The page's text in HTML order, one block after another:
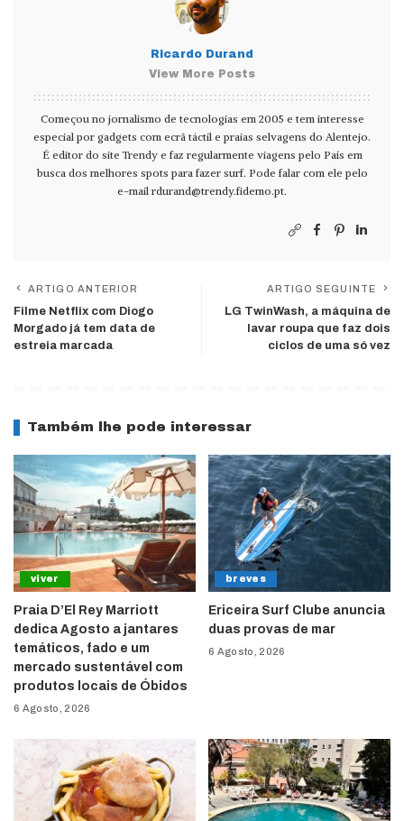
Ricardo Durand
View More Posts
Começou no jornalismo de tecnologias em 2005 e tem interesse
especial por gadgets com ecrã táctil e praias selvagens do Alentejo.
É editor do site Trendy e faz regularmente viagens pelo País em
busca dos melhores spots para fazer surf. Pode falar com ele pelo
e-mail rdurand@trendy.fidemo.pt.
ARTIGO ANTERIOR
Filme Netflix com Diogo
Morgado já tem data de
estreia marcada
ARTIGO SEGUINTE
LG TwinWash, a máquina de
lavar roupa que faz dois
ciclos de uma só vez
Também lhe pode interessar
viver
Praia D’El Rey Marriott
dedica Agosto a jantares
temáticos, fado e um
mercado sustentável com
produtos locais de Óbidos
6 Agosto, 2026
breves
Ericeira Surf Clube anuncia
duas provas de mar
6 Agosto, 2026